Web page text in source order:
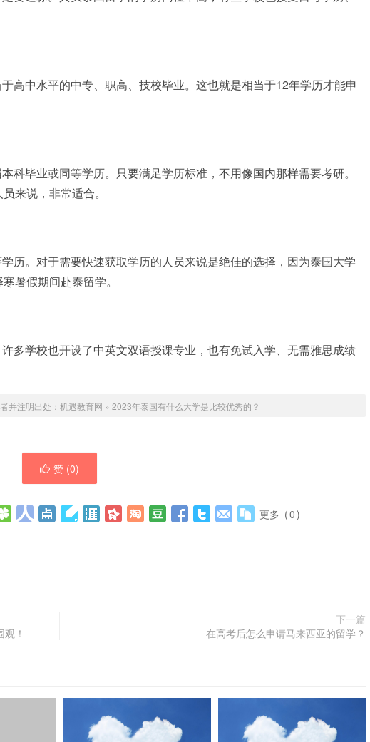
高中水平的中专、职高、技校毕业。这也就是相当于12年学历才能申
科毕业或同等学历。只要满足学历标准，不用像国内那样需要考研。
来说，非常适合。
历。对于需要快速获取学历的人员来说是绝佳的选择，因为泰国大学
暑假期间赴泰留学。
多学校也开设了中英文双语授课专业，也有免试入学、无需雅思成绩
并注明出处： 机遇教育网 » 2023年泰国有什么大学是比较优秀的？
赞 (0)
更多 (0)
！
下一篇
在高考后怎么申请马来西亚的留学？